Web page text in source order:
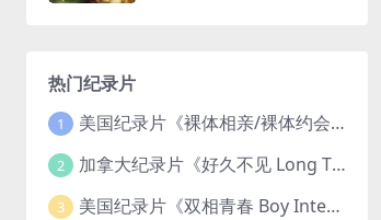
热门纪录片
1 美国纪录片《裸体相亲/裸体约会 Dating Naked 2014-2016》第1-3季全33集 英语中英双字 无水印纯净版 1080P/MKV/85.6G 裸体相亲真人秀
2 加拿大纪录片《好久不见 Long Time Comin 1993》英语中英双字 官方纯净版 1080P/MKV/1G 女同性艺术家
3 美国纪录片《双相青春 Boy Interrupted 2009》英语中英双字 官方纯净版 1080P/MKV/1.43G 青少年躁郁症